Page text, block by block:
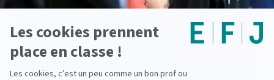
Damien Burnier : dans les coulisses du